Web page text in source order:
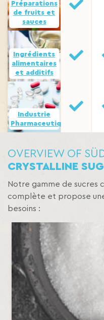
Préparations
de fruits et
sauces
Ingrédients
alimentaires
et additifs
Industrie
Pharmaceutique
OVERVIEW OF
CRYSTALLINE
Notre gamme de sucres
complète et propose
besoins :